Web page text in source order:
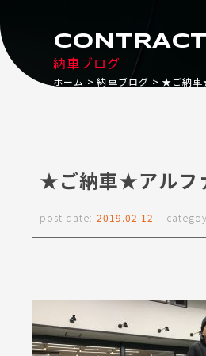
納車ブログ
ホーム 納車ブログ ★ご納車
★ご納車★アルフ
post date: 2019.02.12